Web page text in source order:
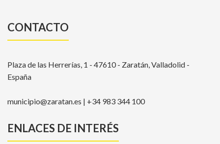
CONTACTO
Plaza de las Herrerías, 1 - 47610 - Zaratán, Valladolid -
España
municipio@zaratan.es | +34 983 344 100
ENLACES DE INTERÉS